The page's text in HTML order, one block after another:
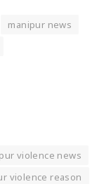
manipur news
violence news
violence reason